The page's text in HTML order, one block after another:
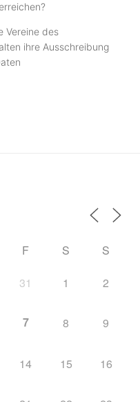
Vereine des
ihre Ausschreibung
F S S
31 1 2
7 8 9
14 15 16